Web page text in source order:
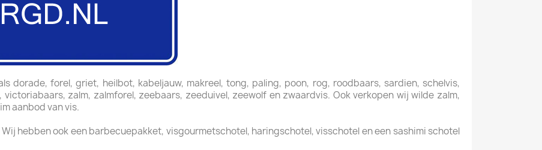
dorade, forel, griet, heilbot, kabeljauw, makreel, tong, paling, poon, rog, roodbaars, sardien, schelvis,
zalm, zalmforel, zeebaars, zeeduivel, zeewolf en zwaardvis. Ook verkopen wij wilde zalm,
aanbod van vis.
hebben ook een barbecuepakket, visgourmetschotel, haringschotel, visschotel en een sashimi schotel